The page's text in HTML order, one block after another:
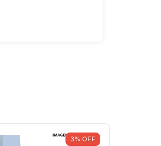
3% OFF